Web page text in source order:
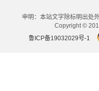
申明：本站文字除标明出处
Copyright ©
鲁ICP备19032029号-1